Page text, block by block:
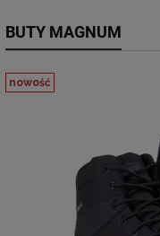
BUTY MAGNUM
nowość